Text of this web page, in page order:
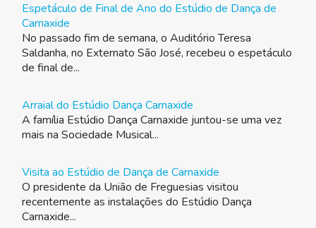
Espetáculo de Final de Ano do Estúdio de Dança de
Carnaxide
No passado fim de semana, o Auditório Teresa
Saldanha, no Externato São José, recebeu o espetáculo
de final de...
Arraial do Estúdio Dança Carnaxide
A família Estúdio Dança Carnaxide juntou-se uma vez
mais na Sociedade Musical...
Visita ao Estúdio de Dança de Carnaxide
O presidente da União de Freguesias visitou
recentemente as instalações do Estúdio Dança
Carnaxide...